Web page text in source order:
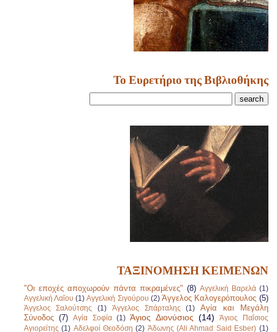
Το Ευρετήριο της Βιβλιοθήκης
ΤΑΞΙΝΟΜΗΣΗ ΚΕΙΜΕΝΩΝ
"Οι εποχές αποχωρούν πάντα πικραμένες" (8) Αγγελική Βαρελά (1)
Αγγελική Λαΐου (1) Αγγελική Σιγούρου (2) Άγγελος Καλογερόπουλος (5)
Άγγελος Σαλούτσης (1) Άγγελος Σπάρταλης (1)
Αγία και Μεγάλη
Σύνοδος (7) Αγία Σοφία (1) Άγιος Διονύσιος (14)
Άγιος Παΐσιος
Αγιορείτης (1) Αδελφοί Θεοδόση (2) Άδωνης (Ali Ahmad Said Esber) (1)